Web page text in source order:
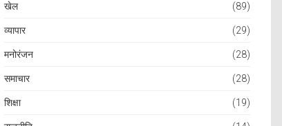
खेल (89)
व्यापार (29)
मनोरंजन (28)
समाचार (28)
शिक्षा (19)